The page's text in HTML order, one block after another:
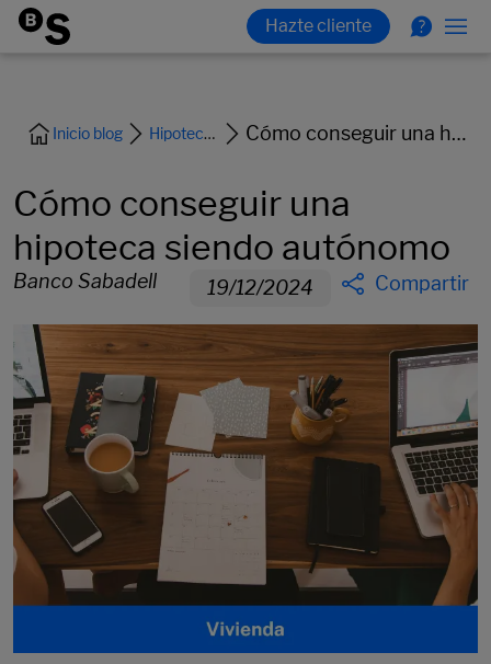
Inicio blog Hipoteca y vivienda Cómo conseguir una hipoteca siendo autónomo
Cómo conseguir una
hipoteca siendo autónomo
Banco Sabadell 19/12/2024 Compartir